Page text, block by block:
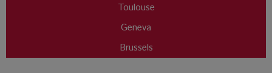
Toulouse
Geneva
Brussels